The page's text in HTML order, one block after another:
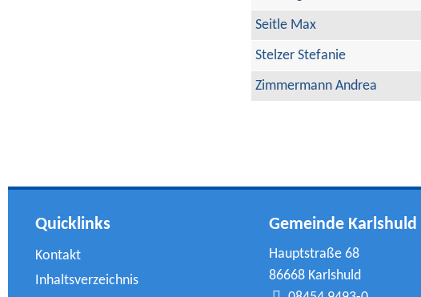
Seitle Max
Stelzer Stefanie
Zimmermann Andrea
Quicklinks
Kontakt
Inhaltsverzeichnis
Gemeinde Karlshuld
Hauptstraße 68
86668 Karlshuld